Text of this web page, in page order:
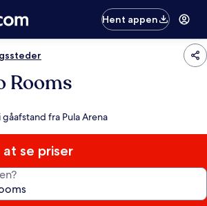
Hent appen
Rooms
fra Pula Arena
se priser